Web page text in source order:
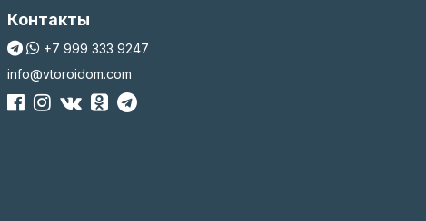
Контакты
+7 999 333 9247
info@vtoroidom.com